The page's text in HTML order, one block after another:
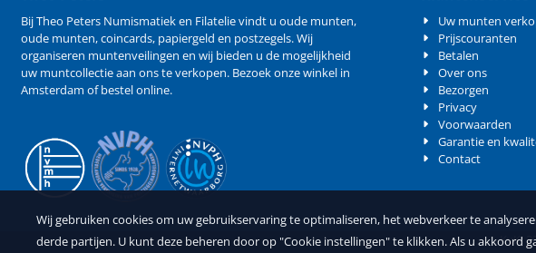
Bij Theo Peters Numismatiek en Filatelie vindt u oude munten,
oude munten,coincards, papiergeld en postzegels. Wij
organiseren muntenveilingen en wij bieden u de mogelijkheid
uw muntcollectie aan ons te verkopen. Bezoek onze winkel in
Amsterdam of bestel online.
Uw munten
Prijscouranten
Betalen
Over ons
Bezorgen
Privacy
Voorwaarden
Garantie en
Contact
KvK:
Wij gebruiken cookies om uw gebruikservaring te optimaliseren, het webverkeer te
derde partijen. U kunt deze beheren door op "Cookie instellingen" te klikken. Als u akkoord